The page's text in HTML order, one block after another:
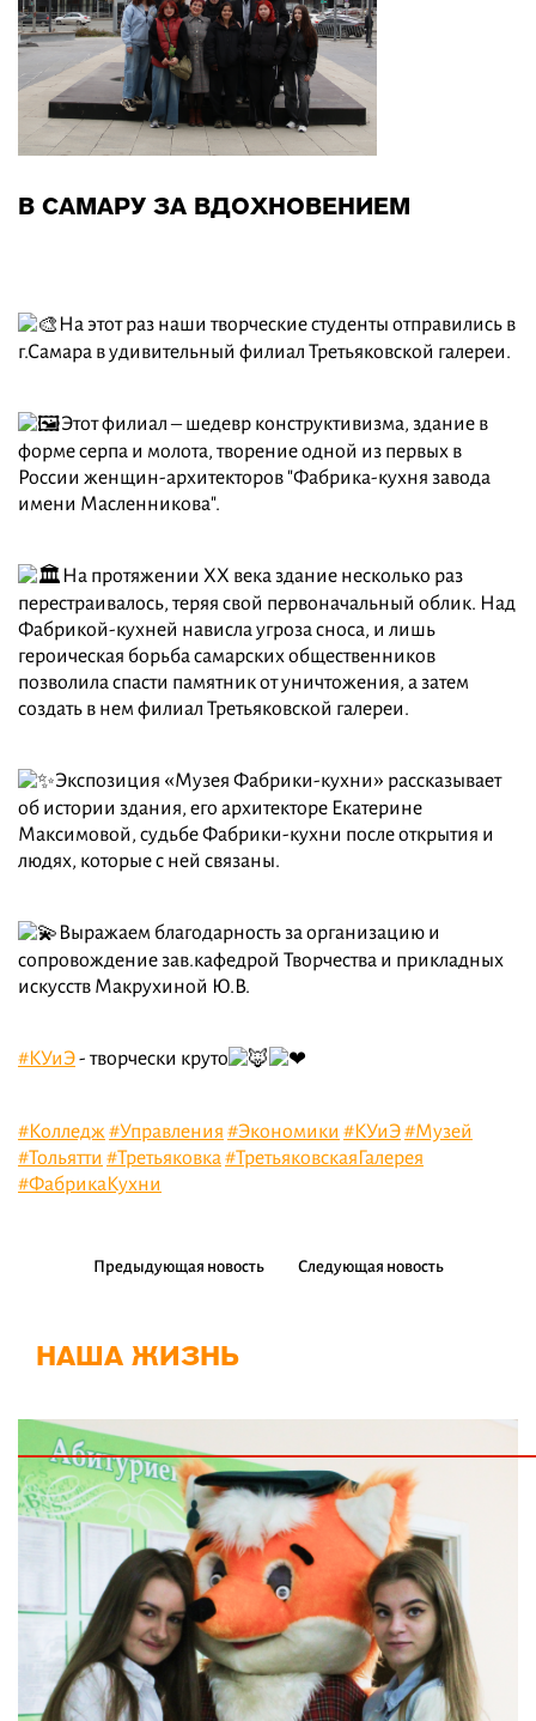
В САМАРУ ЗА ВДОХНОВЕНИЕМ
На этот раз наши творческие студенты отправились в
г.Самара в удивительный филиал Третьяковской галереи.
Этот филиал – шедевр конструктивизма, здание в
форме серпа и молота, творение одной из первых в
России женщин-архитекторов "Фабрика-кухня завода
имени Масленникова".
На протяжении XX века здание несколько раз
перестраивалось, теряя свой первоначальный облик. Над
Фабрикой-кухней нависла угроза сноса, и лишь
героическая борьба самарских общественников
позволила спасти памятник от уничтожения, а затем
создать в нем филиал Третьяковской галереи.
Экспозиция «Музея Фабрики-кухни» рассказывает
об истории здания, его архитекторе Екатерине
Максимовой, судьбе Фабрики-кухни после открытия и
людях, которые с ней связаны.
Выражаем благодарность за организацию и
сопровождение зав.кафедрой Творчества и прикладных
искусств Макрухиной Ю.В.
#КУиЭ- творчески круто
#Колледж #Управления #Экономики #КУиЭ#Музей
#Тольятти #Третьяковка#ТретьяковскаяГалерея
#ФабрикаКухни
Предыдующая новость Следующая новость
НАША ЖИЗНЬ